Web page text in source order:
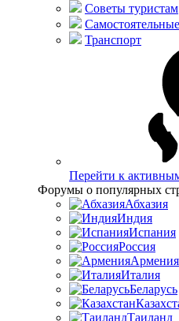
Советы туристам
Транспорт
Перейти к
Форумы о популярных
Абхазия
Индия
Испания
Россия
Армения
Италия
Беларусь
Таиланд